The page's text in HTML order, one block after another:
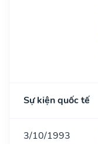
Sự kiện quốc tế
3/10/1993